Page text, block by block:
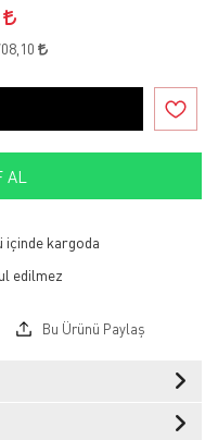
içinde kargoda
Bu Ürünü Paylaş